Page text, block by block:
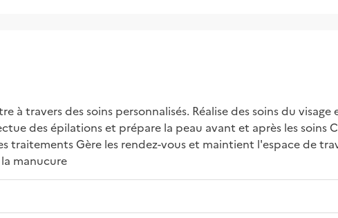
à travers des soins personnalisés. Réalise des soins du
des épilations et prépare la peau avant et après les soins
traitements Gère les rendez-vous et maintient l'espace de
manucure